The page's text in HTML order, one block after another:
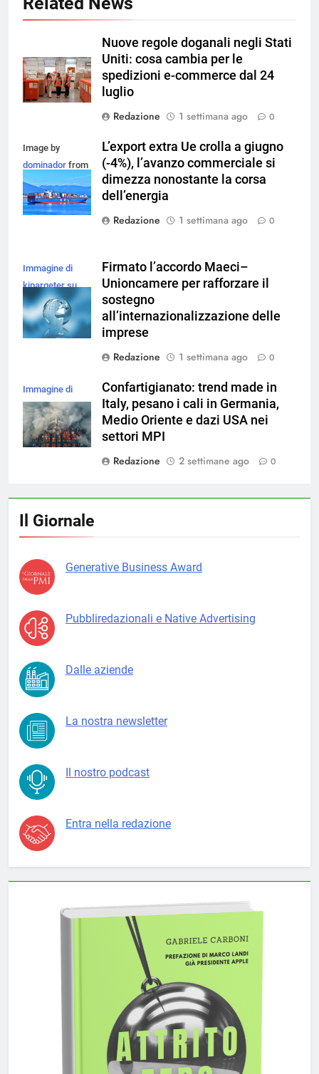
Nuove regole doganali negli Stati
Uniti: cosa cambia per le
spedizioni e-commerce dal 24
luglio
Redazione
1 settimana ago 0
Image by
dominador from
Pixabay
L’export extra Ue crolla a giugno
(-4%), l’avanzo commerciale si
dimezza nonostante la corsa
dell’energia
Redazione
1 settimana ago 0
Immagine di
kjpargeter su
Magnific
Firmato l’accordo Maeci–
Unioncamere per rafforzare il
sostegno
all’internazionalizzazione delle
imprese
Redazione
1 settimana ago 0
Immagine di
magnific
Confartigianato: trend made in
Italy, pesano i cali in Germania,
Medio Oriente e dazi USA nei
settori MPI
Redazione
2 settimane ago 0
Il Giornale
Generative Business Award
Pubbliredazionali e Native Advertising
Dalle aziende
La nostra newsletter
Il nostro podcast
Entra nella redazione